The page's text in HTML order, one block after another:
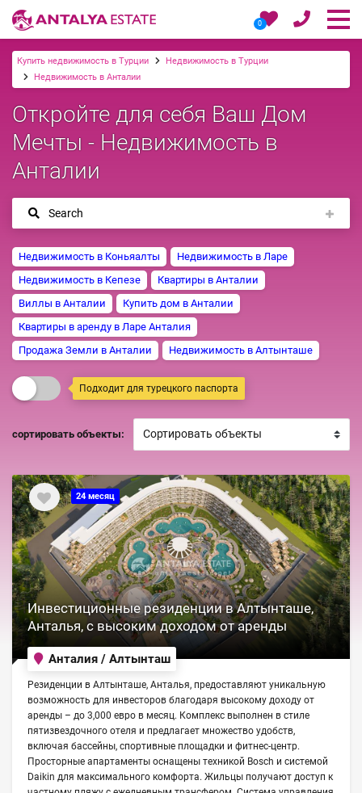
0
Купить недвижимость в Турции
Недвижимость в Турции
Недвижимость в Анталии
Откройте для себя Ваш Дом
Мечты - Недвижимость в
Анталии
Search
Недвижимость в Коньяалты
Недвижимость в Ларе
Недвижимость в Кепезе
Квартиры в Анталии
Виллы в Анталии
Купить дом в Анталии
Квартиры в аренду в Ларе Анталия
Продажа Земли в Анталии
Недвижимость в Алтынташе
Подходит для турецкого паспорта
сортировать объекты:
24 месяц
Инвестиционные резиденции в Алтынташе,
Анталья, с высоким доходом от аренды
Анталия / Алтынташ
Резиденции в Алтынташе, Анталья, предоставляют уникальную
возможность для инвесторов благодаря высокому доходу от
аренды – до 3,000 евро в месяц. Комплекс выполнен в стиле
пятизвездочного отеля и предлагает множество удобств,
включая бассейны, спортивные площадки и фитнес-центр.
Просторные апартаменты оснащены техникой Bosch и системой
Daikin для максимального комфорта. Жильцы получают доступ к